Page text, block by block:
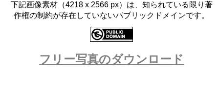
下記画像素材（4218 x 2566 px）は、知られている限り著
作権の制約が存在していないパブリックドメインです。
フリー写真のダウンロード